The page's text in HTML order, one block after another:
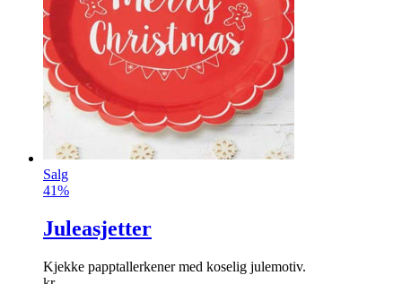
Temporary tattoos bryllup
Morsomme juksetatoveringer til bryllupet!
info
kr69
Kjøp